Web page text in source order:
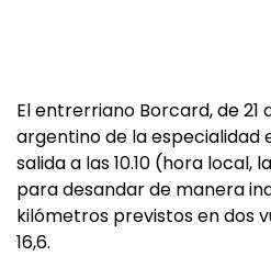
El entrerriano Borcard, de
argentino de la especialidad
salida a las 10.10 (hora local,
para desandar de manera
kilómetros previstos en dos
16,6.